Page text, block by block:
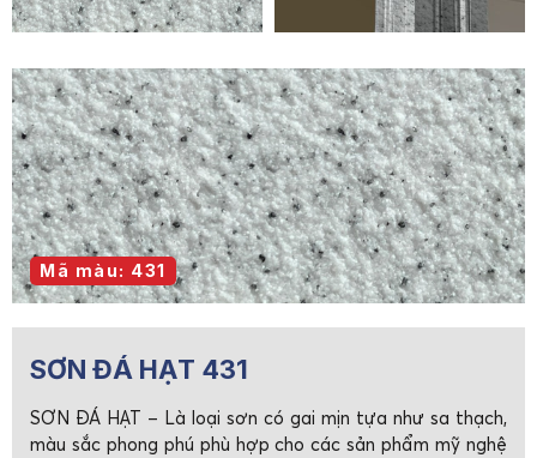
Mã màu: 431
SƠN ĐÁ HẠT 431
SƠN ĐÁ HẠT – Là loại sơn có gai mịn tựa như sa thạch,
màu sắc phong phú phù hợp cho các sản phẩm mỹ nghệ